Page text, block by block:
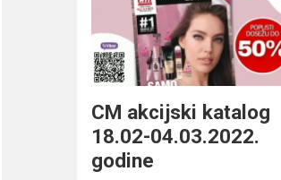
CM akcijski katalog
18.02-04.03.2022.
godine